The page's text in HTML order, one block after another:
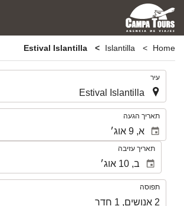
Home
Islantilla
עיר
תאריך הגעה
תאריך עזיבה
תפוסה
תפוסה
2 אנושים,
1 חדר